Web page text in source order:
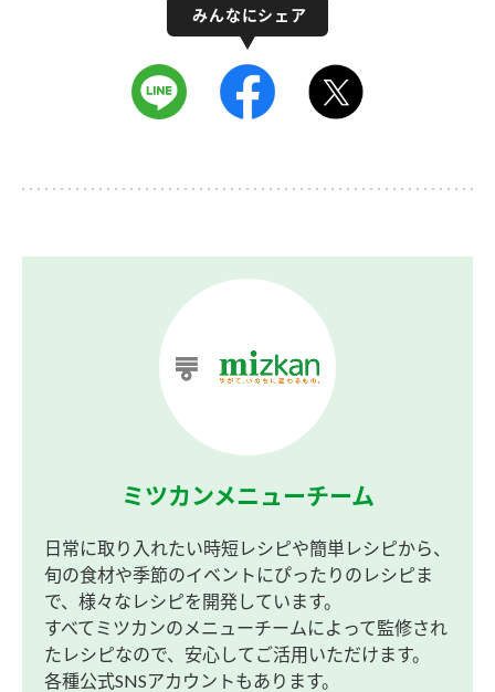
ミツカンメニューチーム
日常に取り入れたい時短レシピや簡単レシピから、
旬の食材や季節のイベントにぴったりのレシピま
で、様々なレシピを開発しています。
すべてミツカンのメニューチームによって監修され
たレシピなので、安心してご活用いただけます。
各種公式SNSアカウントもあります。